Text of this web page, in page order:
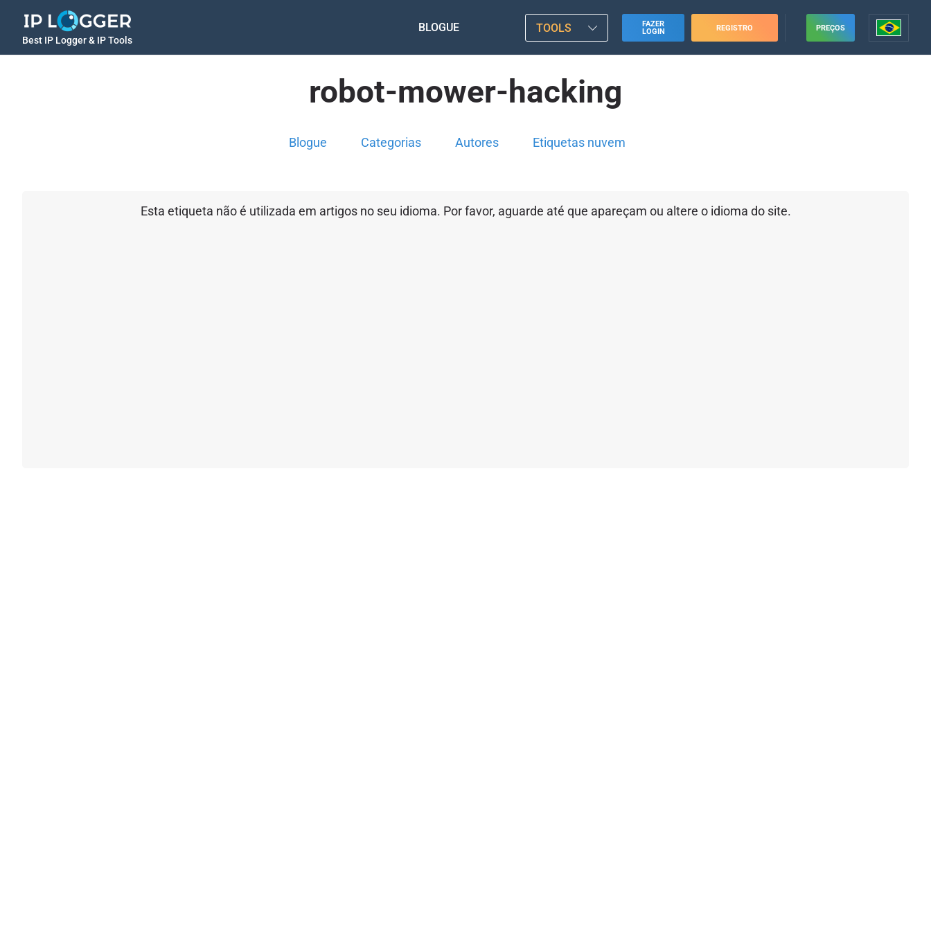
Best IP Logger & IP Tools
BLOGUE TOOLS
FAZER
LOGIN
REGISTRO PREÇOS
robot-mower-hacking
Blogue Categorias Autores Etiquetas nuvem